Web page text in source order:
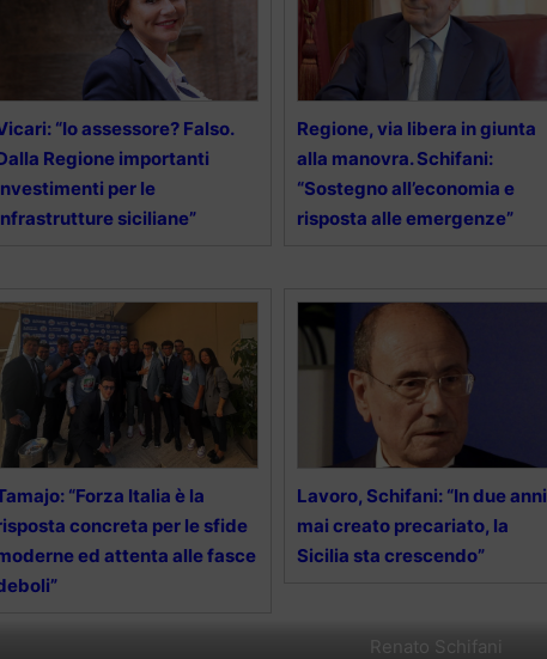
Renato Schifani
“Io assessore? Falso.
Regione importanti
per le
siciliane”
Regione, via libera in giunta
alla manovra. Schifani:
“Sostegno all’economia e
risposta alle emergenze”
“Forza Italia è la
concreta per le sfide
ed attenta alle fasce
Lavoro, Schifani: “In due anni
mai creato precariato, la
Sicilia sta crescendo”